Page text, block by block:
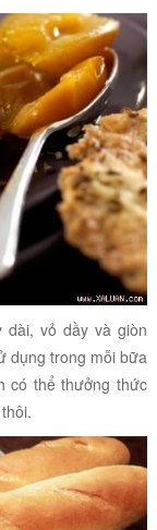
dài, vỏ dầy và giòn
dụng trong mỗi bữa
có thể thưởng thức